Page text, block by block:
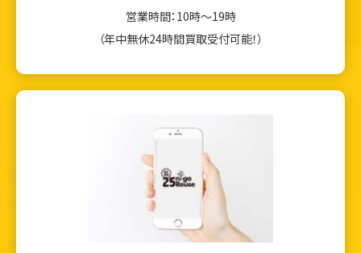
営業時間：10時～19時
（年中無休24時間買取受付可能！）